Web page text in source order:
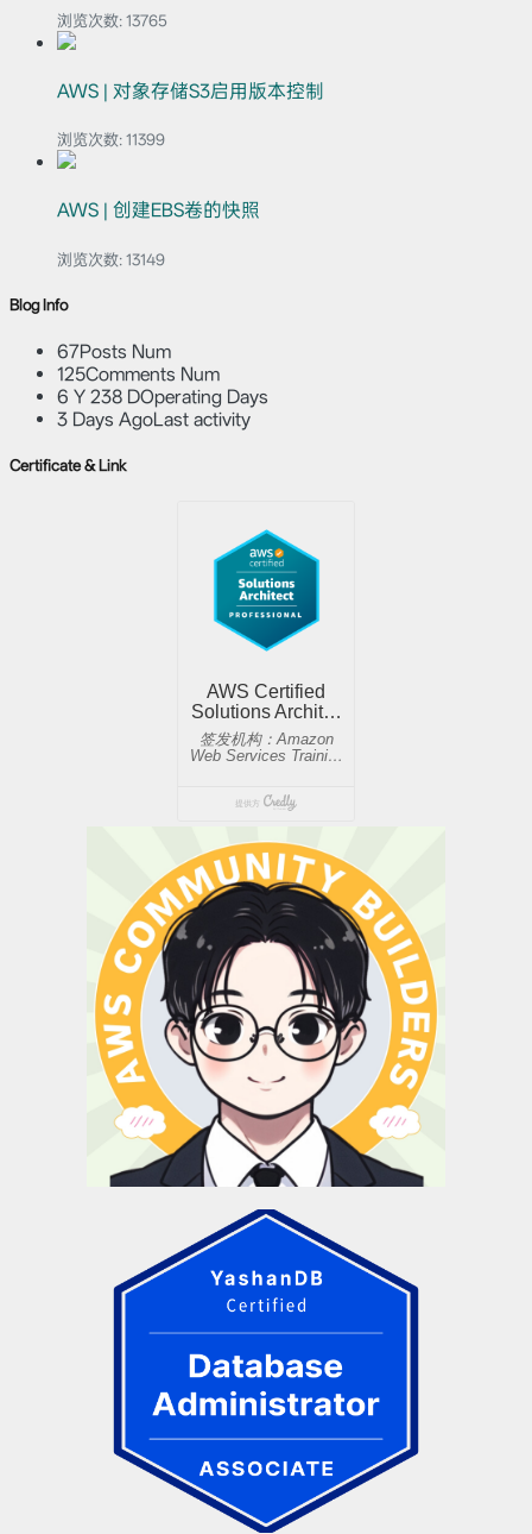
浏览次数: 13765
AWS | 对象存储S3启用版本控制
浏览次数: 11399
AWS | 创建EBS卷的快照
浏览次数: 13149
Blog Info
67Posts Num
125Comments Num
6 Y 238 DOperating Days
3 Days AgoLast activity
Certificate & Link